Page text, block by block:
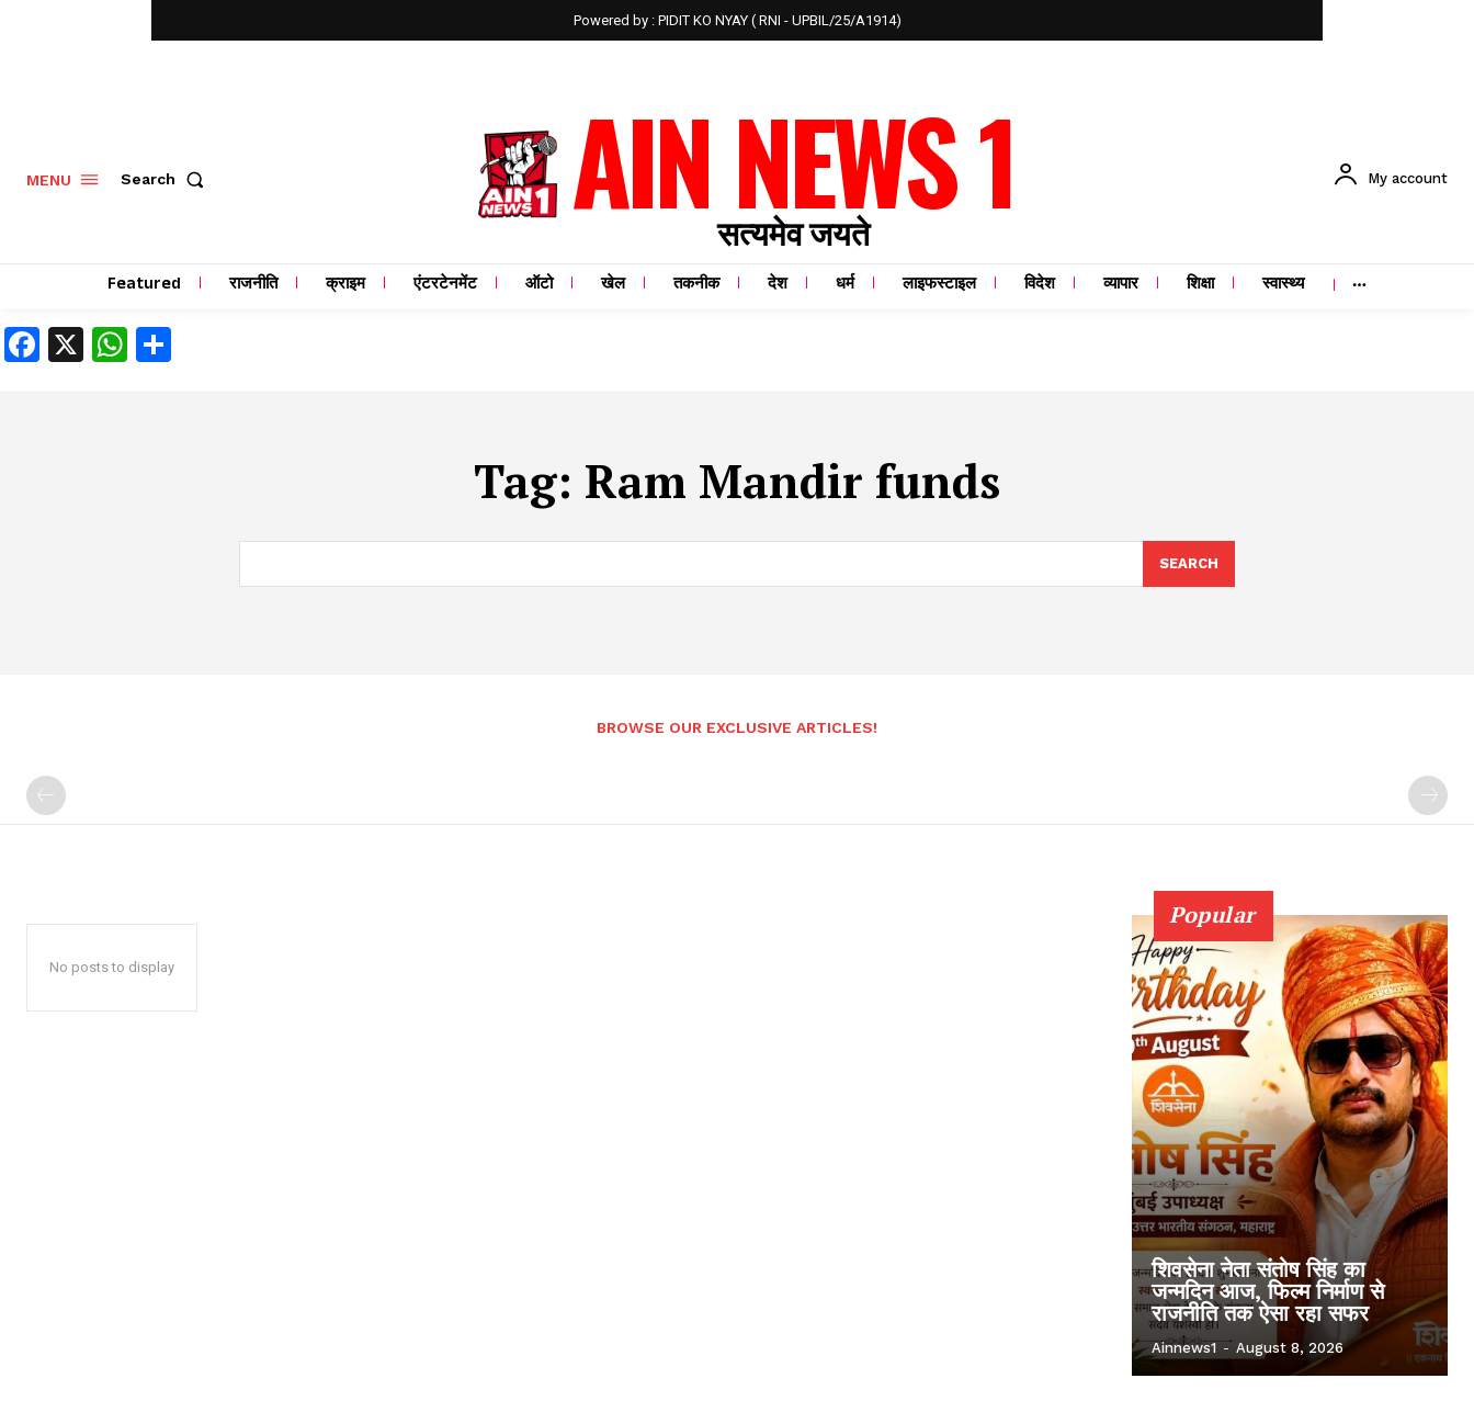
Powered by : PIDIT KO NYAY ( RNI - UPBIL/25/A1914)
MENU Search AIN NEWS 1
सत्यमेव जयते
My account
Featured राजनीति क्राइम एंटरटेनमेंट ऑटो खेल तकनीक देश धर्म लाइफस्टाइल विदेश व्यापार शिक्षा स्वास्थ्य
Facebook
X WhatsApp
Tag: Ram Mandir funds
SEARCH
BROWSE OUR EXCLUSIVE ARTICLES!
No posts to display
Popular
शिवसेना नेता संतोष सिंह का
जन्मदिन आज, फिल्म निर्माण से
राजनीति तक ऐसा रहा सफर
Ainnews1 - August 8, 2026